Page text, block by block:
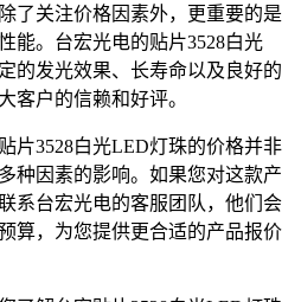
了关注价格因素外，更重要的是
能。台宏光电的贴片3528白光
的发光效果、长寿命以及良好的
客户的信赖和好评。
片3528白光LED灯珠的价格并非
种因素的影响。如果您对这款产
系台宏光电的客服团队，他们会
算，为您提供更合适的产品报价